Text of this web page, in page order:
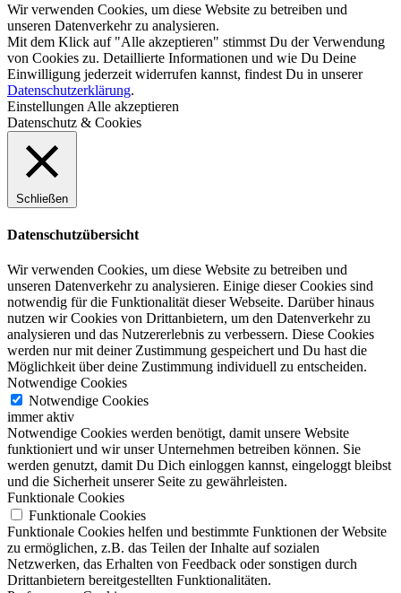
Wir verwenden Cookies, um diese Website zu betreiben und
unseren Datenverkehr zu analysieren.
Mit dem Klick auf "Alle akzeptieren" stimmst Du der Verwendung
von Cookies zu. Detaillierte Informationen und wie Du Deine
Einwilligung jederzeit widerrufen kannst, findest Du in unserer
Datenschutzerklärung.
Einstellungen Alle akzeptieren
Datenschutz & Cookies
Schließen
Datenschutzübersicht
Wir verwenden Cookies, um diese Website zu betreiben und
unseren Datenverkehr zu analysieren. Einige dieser Cookies sind
notwendig für die Funktionalität dieser Webseite. Darüber hinaus
nutzen wir Cookies von Drittanbietern, um den Datenverkehr zu
analysieren und das Nutzererlebnis zu verbessern. Diese Cookies
werden nur mit deiner Zustimmung gespeichert und Du hast die
Möglichkeit über deine Zustimmung individuell zu entscheiden.
Notwendige Cookies
Notwendige Cookies
immer aktiv
Notwendige Cookies werden benötigt, damit unsere Website
funktioniert und wir unser Unternehmen betreiben können. Sie
werden genutzt, damit Du Dich einloggen kannst, eingeloggt bleibst
und die Sicherheit unserer Seite zu gewährleisten.
Funktionale Cookies
Funktionale Cookies
Funktionale Cookies helfen und bestimmte Funktionen der Website
zu ermöglichen, z.B. das Teilen der Inhalte auf sozialen
Netzwerken, das Erhalten von Feedback oder sonstigen durch
Drittanbietern bereitgestellten Funktionalitäten.